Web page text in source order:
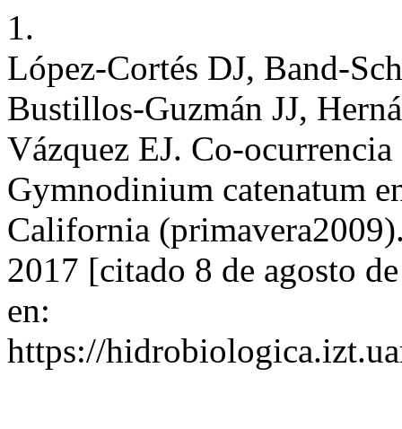
1.
López-Cortés DJ, Band-
Bustillos-Guzmán JJ,
Vázquez EJ. Co-
Gymnodinium catenatum
California
2017 [citado 8 de agosto
en:
https://